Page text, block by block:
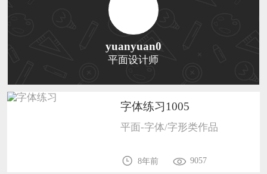
恭喜131****1475用户作品已成功备案！
恭喜133****8874用户作品已成功备案！
恭喜138****8638用户作品已成功备案！
恭喜133****9020用户作品已成功备案！
恭喜136****9807用户作品已成功备案！
恭喜159****4930用户作品已成功备案！
yuanyuan0
平面设计师
字体练习1005
平面-字体/字形类作品
8年前 9057